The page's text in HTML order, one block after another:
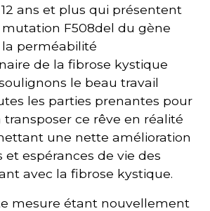
ans et plus qui présentent
F508del du gène
perméabilité
de la fibrose kystique
le beau travail
les parties prenantes pour
transposer ce rêve en réalité
une nette amélioration
et espérances de vie des
avec la fibrose kystique.
mesure étant nouvellement